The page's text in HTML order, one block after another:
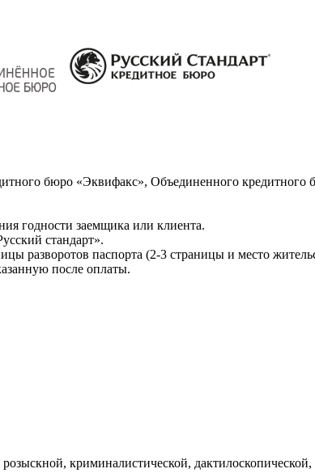
бюро «Эквифакс», Объединенного кредитного
годности заемщика или клиента.
стандарт».
разворотов паспорта (2-3 страницы и место
после оплаты.
криминалистической,